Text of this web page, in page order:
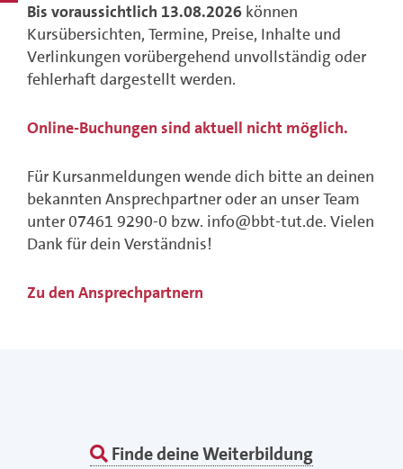
Bis voraussichtlich 13.08.2026 können
Kursübersichten, Termine, Preise, Inhalte und
Verlinkungen vorübergehend unvollständig oder
fehlerhaft dargestellt werden.
Online-Buchungen sind aktuell nicht möglich.
Für Kursanmeldungen wende dich bitte an deinen
bekannten Ansprechpartner oder an unser Team
unter 07461 9290-0 bzw. info@bbt-tut.de. Vielen
Dank für dein Verständnis!
Zu den Ansprechpartnern
Finde deine Weiterbildung